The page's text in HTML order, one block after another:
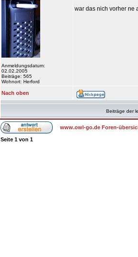
Anmeldungsdatum:
02.02.2005
Beiträge: 565
Wohnort: Herford
war das nich vorher ne
Nach oben
Beiträge der
www.owl-go.de Foren-
Seite 1 von 1